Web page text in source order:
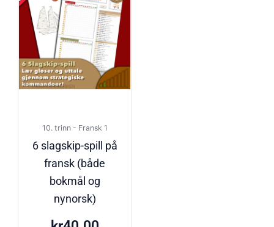
10. trinn - Fransk 1
6 slagskip-spill på
fransk (både
bokmål og
nynorsk)